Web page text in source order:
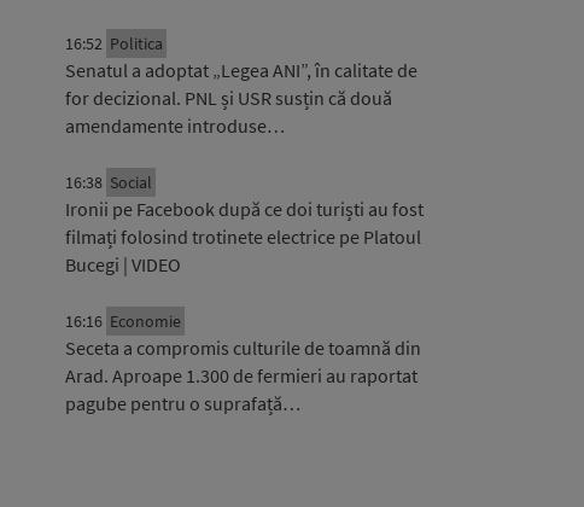
16:52 Politica
Senatul a adoptat „Legea ANI”, în calitate de
for decizional. PNL și USR susțin că două
amendamente introduse…
16:38 Social
Ironii pe Facebook după ce doi turiști au fost
filmați folosind trotinete electrice pe Platoul
Bucegi | VIDEO
16:16 Economie
Seceta a compromis culturile de toamnă din
Arad. Aproape 1.300 de fermieri au raportat
pagube pentru o suprafață…